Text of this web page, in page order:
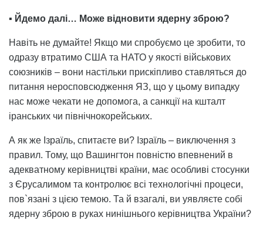
▪️ Йдемо далі… Може відновити ядерну зброю?
Навіть не думайте! Якщо ми спробуємо це зробити, то
одразу втратимо США та НАТО у якості військових
союзників – вони настільки прискіпливо ставляться до
питання неросповсюдження ЯЗ, що у цьому випадку
нас може чекати не допомога, а санкції на кшталт
іранських чи північнокорейських.
А як же Ізраїль, спитаєте ви? Ізраїль – виключення з
правил. Тому, що Вашингтон повністю впевнений в
адекватному керівництві країни, має особливі стосунки
з Єрусалимом та контролює всі технологічні процеси,
пов`язані з цією темою. Та й взагалі, ви уявляєте собі
ядерну зброю в руках нинішнього керівництва України?